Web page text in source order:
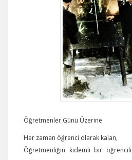
Öğretmenler Günü Üzerine
Her zaman öğrenci olarak kalan,
Öğretmenliğin kıdemli bir